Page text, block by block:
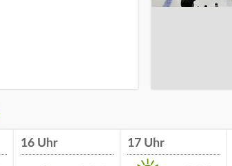
16 Uhr 17 Uhr